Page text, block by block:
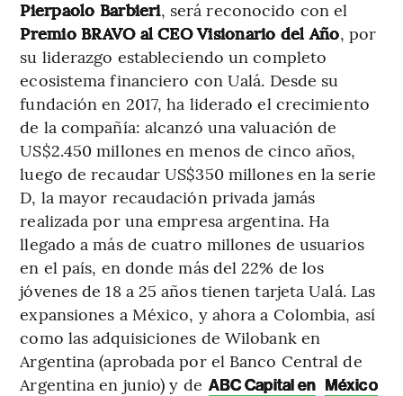
Pierpaolo Barbieri, será reconocido con el
Premio BRAVO al CEO Visionario del Año, por
su liderazgo estableciendo un completo
ecosistema financiero con Ualá. Desde su
fundación en 2017, ha liderado el crecimiento
de la compañía: alcanzó una valuación de
US$2.450 millones en menos de cinco años,
luego de recaudar US$350 millones en la serie
D, la mayor recaudación privada jamás
realizada por una empresa argentina. Ha
llegado a más de cuatro millones de usuarios
en el país, en donde más del 22% de los
jóvenes de 18 a 25 años tienen tarjeta Ualá. Las
expansiones a México, y ahora a Colombia, así
como las adquisiciones de Wilobank en
Argentina (aprobada por el Banco Central de
Argentina en junio) y de ABC Capital en México